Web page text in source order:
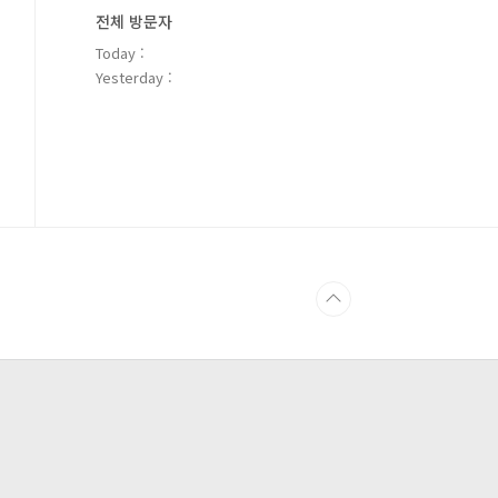
전체 방문자
Today :
Yesterday :